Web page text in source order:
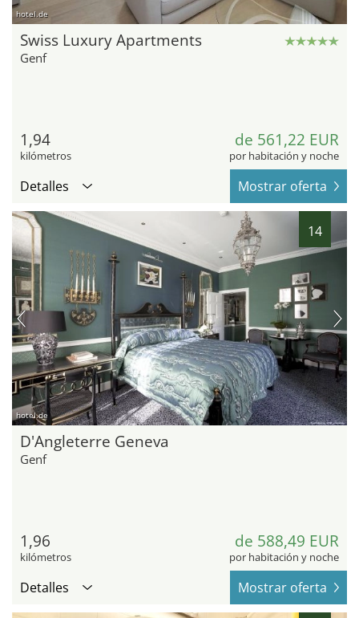
hotel.de
Swiss Luxury Apartments
Genf
1,94
kilómetros
de 561,22 EUR
por habitación y noche
Detalles Mostrar oferta
14
hotel.de
D'Angleterre Geneva
Genf
1,96
kilómetros
de 588,49 EUR
por habitación y noche
Detalles Mostrar oferta